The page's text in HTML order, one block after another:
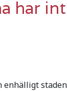
har
enhälligt